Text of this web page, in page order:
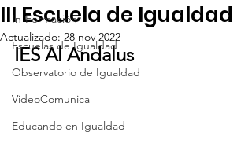
In-Formación
Escuelas de Igualdad
Observatorio de Igualdad
VideoComunica
Educando en Igualdad
III Escuela de Igualdad
Actualizado: 28 nov 2022
IES Al Andalus